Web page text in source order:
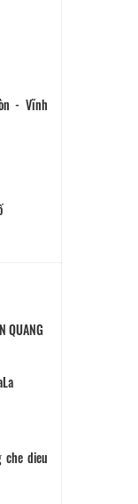
- Vĩnh
QUANG
dieu